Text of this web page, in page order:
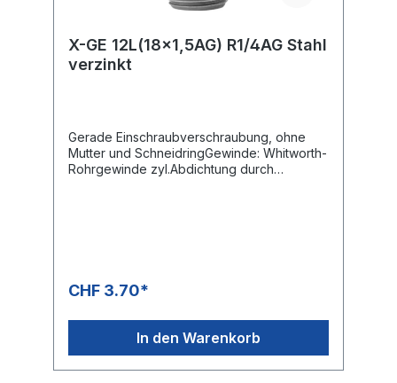
X-GE 12L(18x1,5AG) R1/4AG Stahl
verzinkt
Gerade Einschraubverschraubung, ohne
Mutter und SchneidringGewinde: Whitworth-
Rohrgewinde zyl.Abdichtung durch
CHF 3.70*
In den Warenkorb